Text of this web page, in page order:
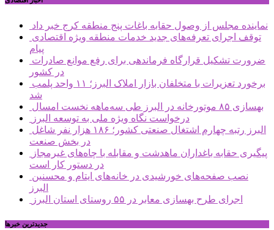
نماینده مجلس از وصول حقابه باغات پنج منطقه کرج خبر داد
پیام
در کشور
شد
بهسازی ۸۵ موتورخانه در البرز طی سه‌ماهه نخست امسال
درخواست نگاه ویژه ملی به توسعه البرز
در بخش صنعت
در دستور کار است
البرز
اجرای طرح بهسازی معابر در ۵۵ روستای استان البرز
جديدترين خبرها